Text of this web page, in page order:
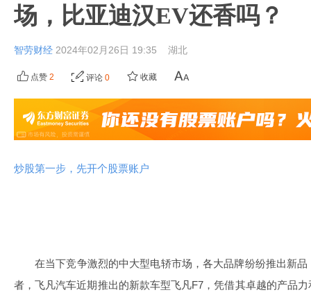
场，比亚迪汉EV还香吗？
智劳财经 2024年02月26日 19:35 湖北
点赞 2 评论 0 收藏
炒股第一步，先开个股票账户
在当下竞争激烈的中大型电轿市场，各大品牌纷纷推出新
者，飞凡汽车近期推出的新款车型飞凡F7，凭借其卓越的产品